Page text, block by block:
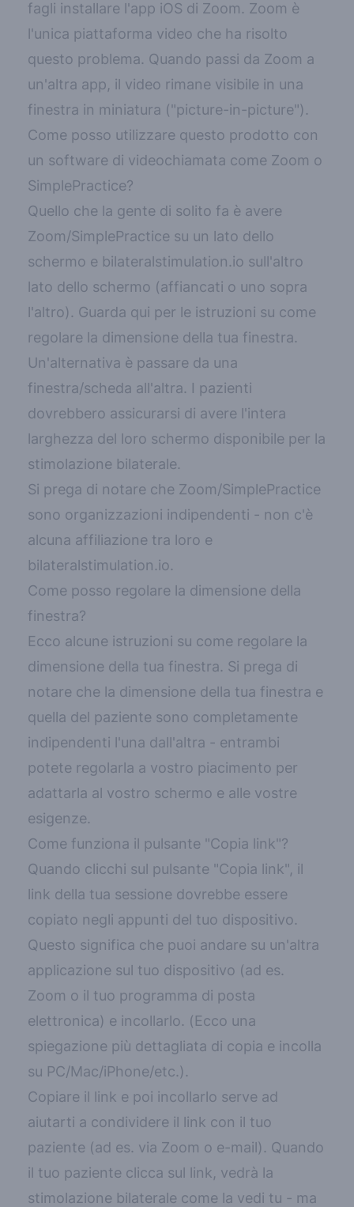
fagli installare l'app iOS di Zoom. Zoom è
l'unica piattaforma video che ha risolto
questo problema. Quando passi da Zoom a
un'altra app, il video rimane visibile in una
finestra in miniatura ("picture-in-picture").
Come posso utilizzare questo prodotto con
un software di videochiamata come Zoom o
SimplePractice?
Quello che la gente di solito fa è avere
Zoom/SimplePractice su un lato dello
schermo e bilateralstimulation.io sull'altro
lato dello schermo (affiancati o uno sopra
l'altro). Guarda qui per le istruzioni su come
regolare la dimensione della tua finestra.
Un'alternativa è passare da una
finestra/scheda all'altra. I pazienti
dovrebbero assicurarsi di avere l'intera
larghezza del loro schermo disponibile per la
stimolazione bilaterale.
Si prega di notare che Zoom/SimplePractice
sono organizzazioni indipendenti - non c'è
alcuna affiliazione tra loro e
bilateralstimulation.io.
Come posso regolare la dimensione della
finestra?
Ecco alcune istruzioni su come regolare la
dimensione della tua finestra. Si prega di
notare che la dimensione della tua finestra e
quella del paziente sono completamente
indipendenti l'una dall'altra - entrambi
potete regolarla a vostro piacimento per
adattarla al vostro schermo e alle vostre
esigenze.
Come funziona il pulsante "Copia link"?
Quando clicchi sul pulsante "Copia link", il
link della tua sessione dovrebbe essere
copiato negli appunti del tuo dispositivo.
Questo significa che puoi andare su un'altra
applicazione sul tuo dispositivo (ad es.
Zoom o il tuo programma di posta
elettronica) e incollarlo. (Ecco una
spiegazione più dettagliata di copia e incolla
su PC/Mac/iPhone/etc.).
Copiare il link e poi incollarlo serve ad
aiutarti a condividere il link con il tuo
paziente (ad es. via Zoom o e-mail). Quando
il tuo paziente clicca sul link, vedrà la
stimolazione bilaterale come la vedi tu - ma